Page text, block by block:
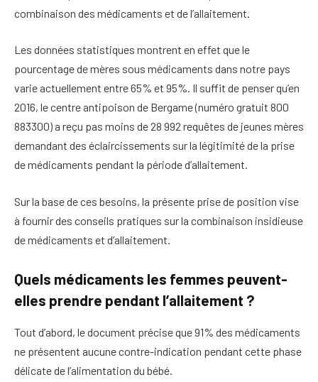
combinaison des médicaments et de l’allaitement.
Les données statistiques montrent en effet que le
pourcentage de mères sous médicaments dans notre pays
varie actuellement entre 65% et 95%. Il suffit de penser qu’en
2016, le centre antipoison de Bergame (numéro gratuit 800
883300) a reçu pas moins de 28 992 requêtes de jeunes mères
demandant des éclaircissements sur la légitimité de la prise
de médicaments pendant la période d’allaitement.
Sur la base de ces besoins, la présente prise de position vise
à fournir des conseils pratiques sur la combinaison insidieuse
de médicaments et d’allaitement.
Quels médicaments les femmes peuvent-
elles prendre pendant l’allaitement ?
Tout d’abord, le document précise que 91% des médicaments
ne présentent aucune contre-indication pendant cette phase
délicate de l’alimentation du bébé.